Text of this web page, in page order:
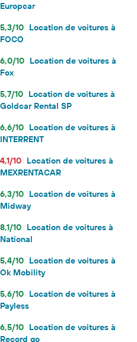
Europcar
5,3/10 Location de voitures à
FOCO
6,0/10 Location de voitures à
Fox
5,7/10 Location de voitures à
Goldcar Rental SP
6,6/10 Location de voitures à
INTERRENT
4,1/10 Location de voitures à
MEXRENTACAR
6,3/10 Location de voitures à
Midway
8,1/10 Location de voitures à
National
5,4/10 Location de voitures à
Ok Mobility
5,6/10 Location de voitures à
Payless
6,5/10 Location de voitures à
Record go